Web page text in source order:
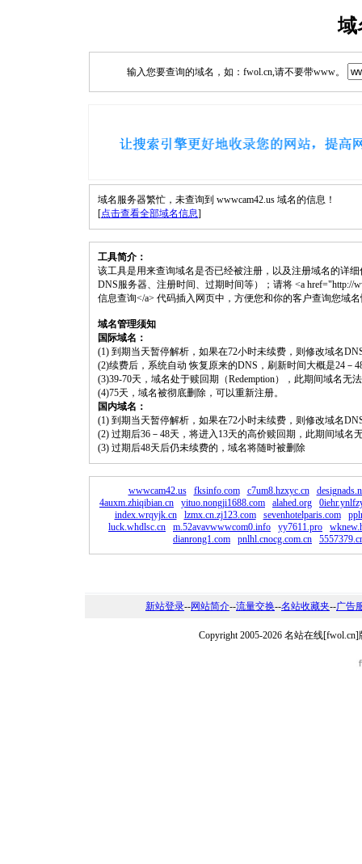
域
输入您要查询的域名，如：fwol.cn,请不要带www。
域名服务器繁忙，未查询到 wwwcam42.us 域名的信息！
[点击查看全部域名信息]
工具简介：
该工具是用来查询域名是否已经被注册，以及注册域名的详
DNS服务器、注册时间、过期时间等）；请将 <a href="http://
信息查询</a> 代码插入网页中，方便您和你的客户查询您域
域名管理须知
国际域名：
(1) 到期当天暂停解析，如果在72小时未续费，则修改域名
(2)续费后，系统自动 恢复原来的DNS，刷新时间大概是24－
(3)39-70天，域名处于赎回期（Redemption），此期间域名无
(4)75天，域名被彻底删除，可以重新注册。
国内域名：
(1) 到期当天暂停解析，如果在72小时未续费，则修改域名
(2) 过期后36－48天，将进入13天的高价赎回期，此期间域名
(3) 过期后48天后仍未续费的，域名将随时被删除
wwwcam42.us fksinfo.com c7um8.hzxyc.cn
4auxm.zhiqibian.cn
yituo.nongji1688.com alahed.org
index.wrqyjk.cn
lzmx.cn.zj123.com sevenhotelparis.com
luck.whdlsc.cn
m.52avavwwwcom0.info yy7611.pro
dianrong1.com
pnlhl.cnocg.com.cn
新站登录--网站简介--流量交换--名站收藏夹--广告
Copyright 2005-2026 名站在线